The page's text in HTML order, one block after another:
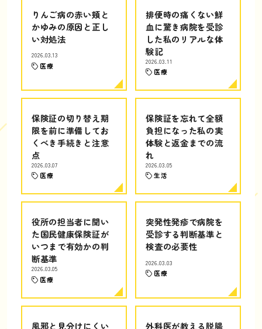
りんご病の赤い頬と
かゆみの原因と正し
い対処法
2026.03.13
医療
排便時の痛くない鮮
血に驚き病院を受診
した私のリアルな体
験記
2026.03.11
医療
保険証の切り替え期
限を前に準備してお
くべき手続きと注意
点
2026.03.07
医療
保険証を忘れて全額
負担になった私の実
体験と返金までの流
れ
2026.03.05
生活
役所の担当者に聞い
た国民健康保険証が
いつまで有効かの判
断基準
2026.03.05
医療
突発性発疹で病院を
受診する判断基準と
検査の必要性
2026.03.03
医療
風邪と見分けにくい
外科医が教える脱腸